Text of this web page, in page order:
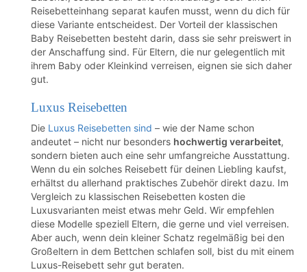
Reisebetteinhang separat kaufen musst, wenn du dich für
diese Variante entscheidest. Der Vorteil der klassischen
Baby Reisebetten besteht darin, dass sie sehr preiswert in
der Anschaffung sind. Für Eltern, die nur gelegentlich mit
ihrem Baby oder Kleinkind verreisen, eignen sie sich daher
gut.
Luxus Reisebetten
Die Luxus Reisebetten sind – wie der Name schon
andeutet – nicht nur besonders hochwertig verarbeitet,
sondern bieten auch eine sehr umfangreiche Ausstattung.
Wenn du ein solches Reisebett für deinen Liebling kaufst,
erhältst du allerhand praktisches Zubehör direkt dazu. Im
Vergleich zu klassischen Reisebetten kosten die
Luxusvarianten meist etwas mehr Geld. Wir empfehlen
diese Modelle speziell Eltern, die gerne und viel verreisen.
Aber auch, wenn dein kleiner Schatz regelmäßig bei den
Großeltern in dem Bettchen schlafen soll, bist du mit einem
Luxus-Reisebett sehr gut beraten.